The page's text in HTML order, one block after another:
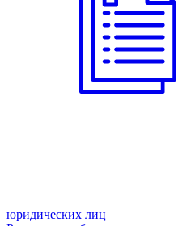
юридических лиц